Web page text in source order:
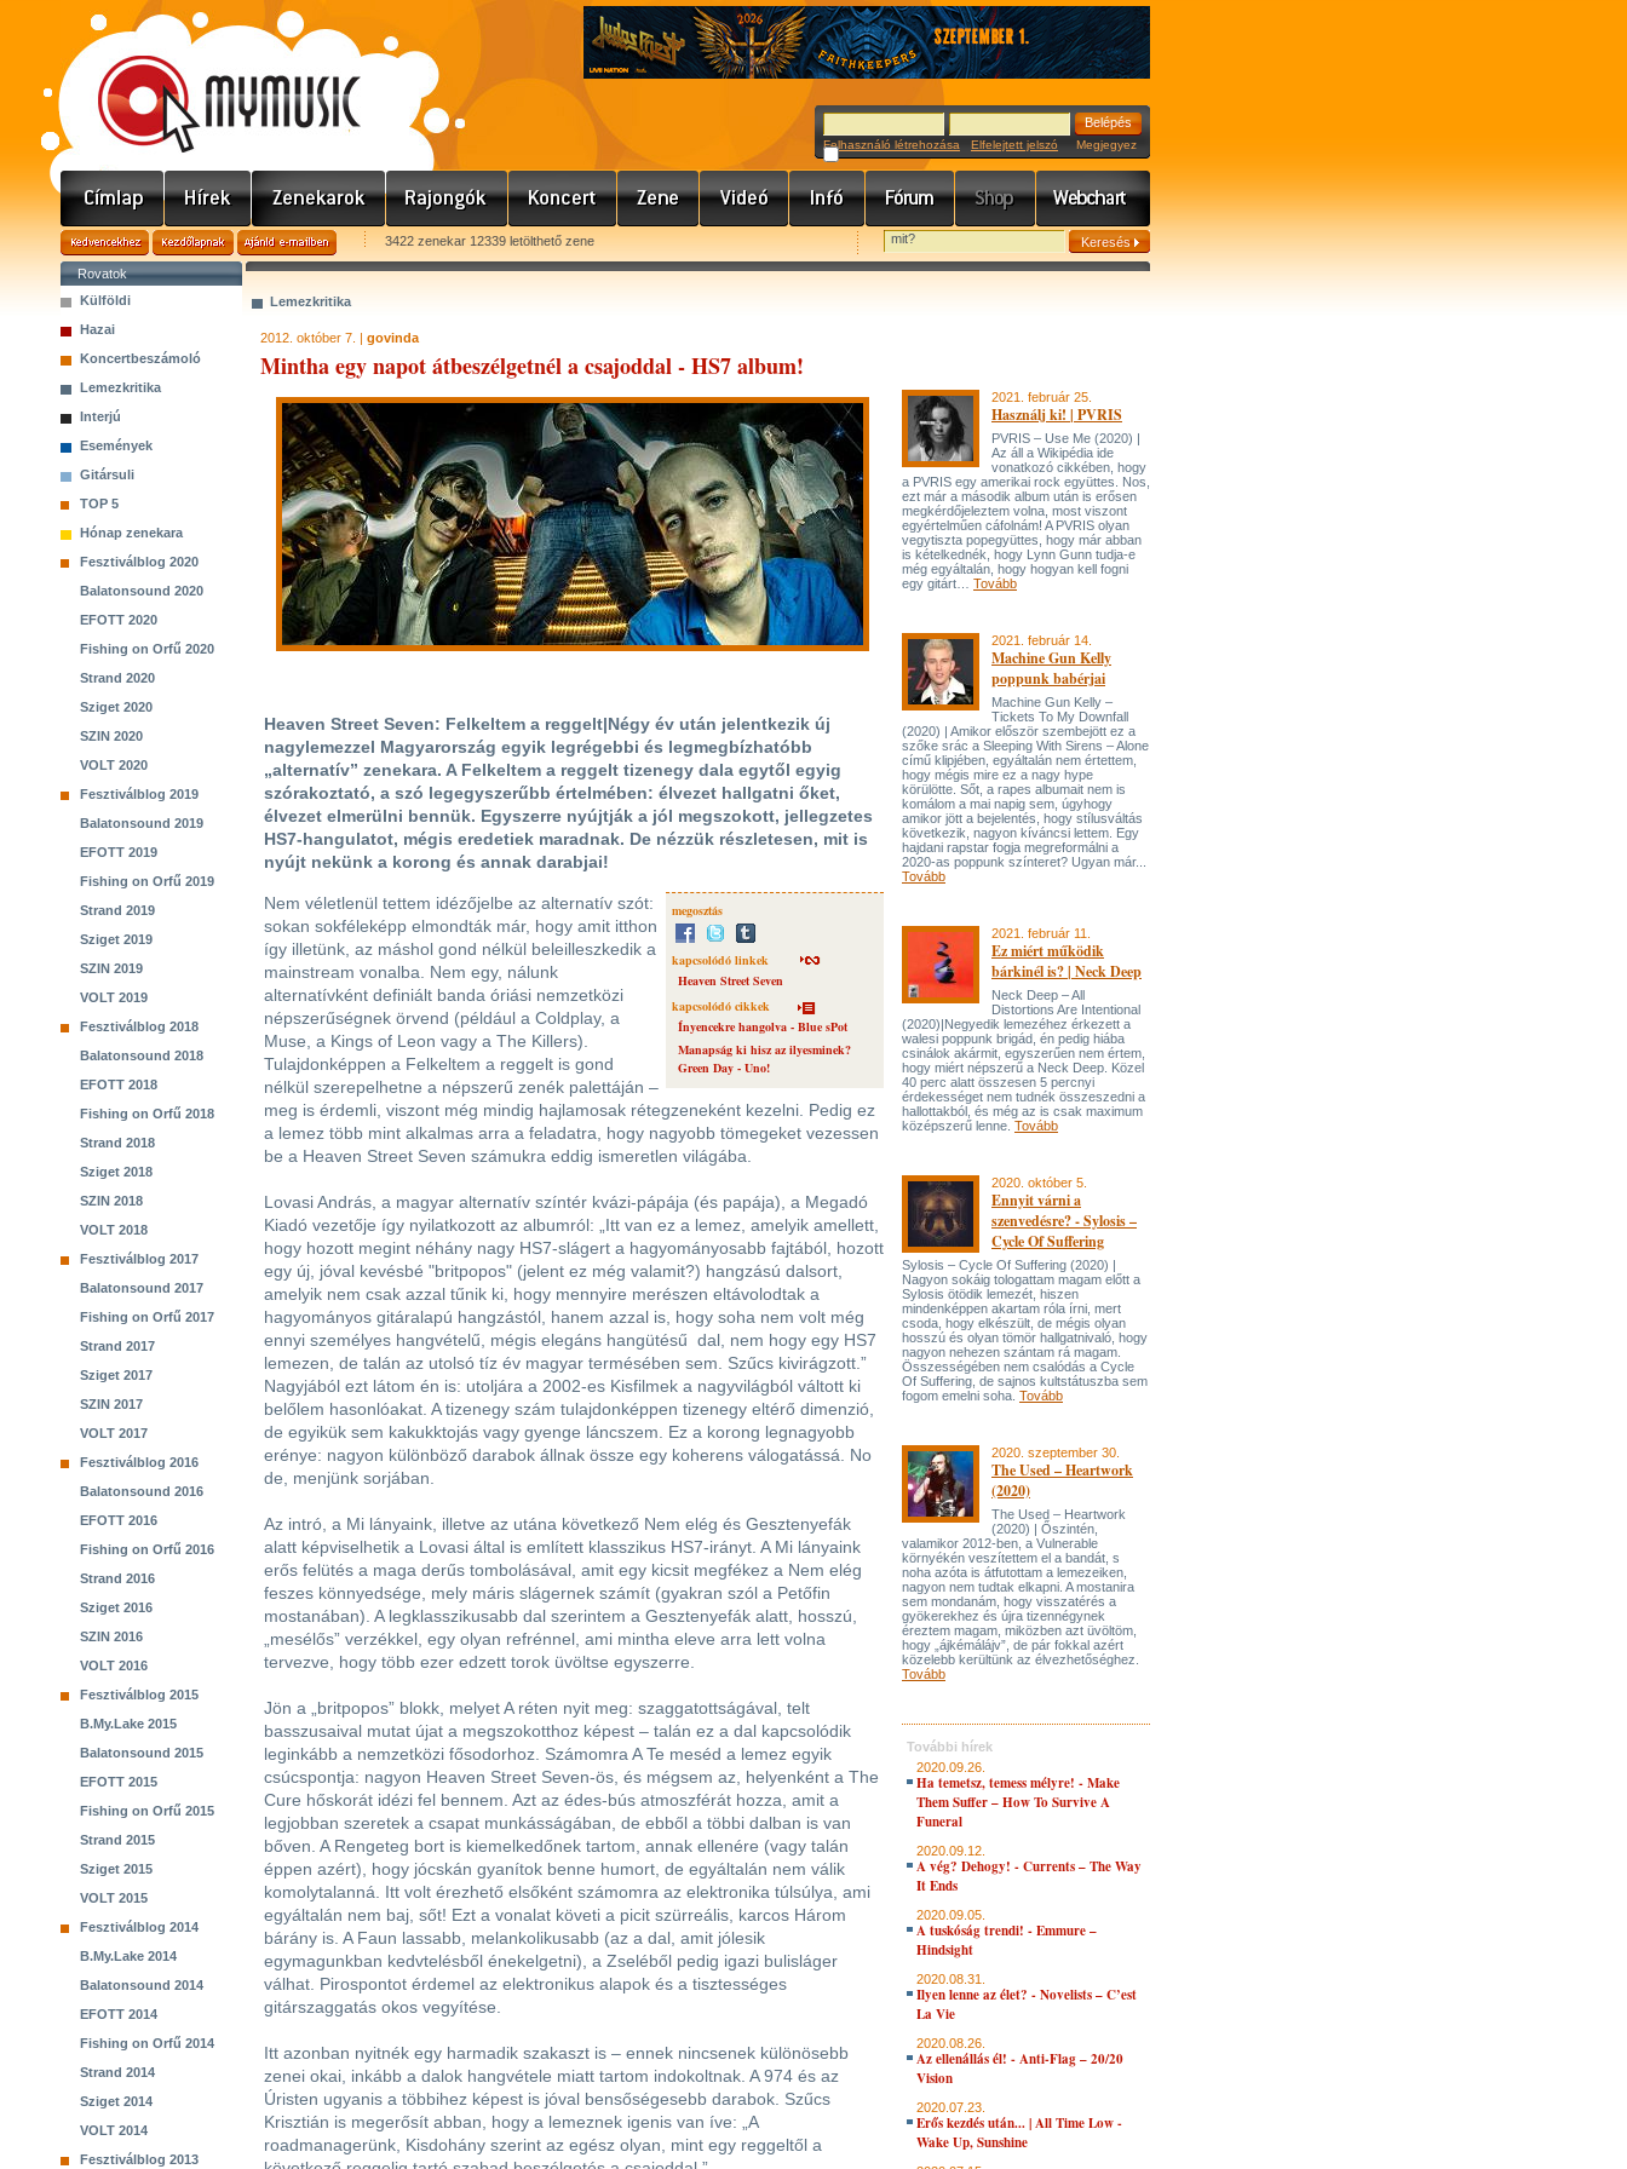
Felhasználó létrehozása Elfelejtett jelszó Megjegyez
3422 zenekar 12339 letölthető zene
Rovatok
Külföldi
Hazai
Koncertbeszámoló
Lemezkritika
Interjú
Események
Gitársuli
TOP 5
Hónap zenekara
Fesztiválblog 2020
Balatonsound 2020
EFOTT 2020
Fishing on Orfű 2020
Strand 2020
Sziget 2020
SZIN 2020
VOLT 2020
Fesztiválblog 2019
Balatonsound 2019
EFOTT 2019
Fishing on Orfű 2019
Strand 2019
Sziget 2019
SZIN 2019
VOLT 2019
Fesztiválblog 2018
Balatonsound 2018
EFOTT 2018
Fishing on Orfű 2018
Strand 2018
Sziget 2018
SZIN 2018
VOLT 2018
Fesztiválblog 2017
Balatonsound 2017
Fishing on Orfű 2017
Strand 2017
Sziget 2017
SZIN 2017
VOLT 2017
Fesztiválblog 2016
Balatonsound 2016
EFOTT 2016
Fishing on Orfű 2016
Strand 2016
Sziget 2016
SZIN 2016
VOLT 2016
Fesztiválblog 2015
B.My.Lake 2015
Balatonsound 2015
EFOTT 2015
Fishing on Orfű 2015
Strand 2015
Sziget 2015
VOLT 2015
Fesztiválblog 2014
B.My.Lake 2014
Balatonsound 2014
EFOTT 2014
Fishing on Orfű 2014
Strand 2014
Sziget 2014
VOLT 2014
Fesztiválblog 2013
Lemezkritika
2012. október 7. | govinda
Mintha egy napot átbeszélgetnél a csajoddal - HS7 album!
Heaven Street Seven: Felkeltem a reggelt|Négy év után jelentkezik új
nagylemezzel Magyarország egyik legrégebbi és legmegbízhatóbb
„alternatív” zenekara. A Felkeltem a reggelt tizenegy dala egytől egyig
szórakoztató, a szó legegyszerűbb értelmében: élvezet hallgatni őket,
élvezet elmerülni bennük. Egyszerre nyújtják a jól megszokott, jellegzetes
HS7-hangulatot, mégis eredetiek maradnak. De nézzük részletesen, mit is
nyújt nekünk a korong és annak darabjai!
megosztás
kapcsolódó linkek
Heaven Street Seven
kapcsolódó cikkek
Ínyencekre hangolva - Blue sPot
Manapság ki hisz az ilyesminek?
Green Day - Uno!
Nem véletlenül tettem idézőjelbe az alternatív szót:
sokan sokféleképp elmondták már, hogy amit itthon
így illetünk, az máshol gond nélkül beleilleszkedik a
mainstream vonalba. Nem egy, nálunk
alternatívként definiált banda óriási nemzetközi
népszerűségnek örvend (például a Coldplay, a
Muse, a Kings of Leon vagy a The Killers).
Tulajdonképpen a Felkeltem a reggelt is gond
nélkül szerepelhetne a népszerű zenék palettáján –
meg is érdemli, viszont még mindig hajlamosak rétegzeneként kezelni. Pedig ez
a lemez több mint alkalmas arra a feladatra, hogy nagyobb tömegeket vezessen
be a Heaven Street Seven számukra eddig ismeretlen világába.
Lovasi András, a magyar alternatív színtér kvázi-pápája (és papája), a Megadó
Kiadó vezetője így nyilatkozott az albumról: „Itt van ez a lemez, amelyik amellett,
hogy hozott megint néhány nagy HS7-slágert a hagyományosabb fajtából, hozott
egy új, jóval kevésbé "britpopos" (jelent ez még valamit?) hangzású dalsort,
amelyik nem csak azzal tűnik ki, hogy mennyire merészen eltávolodtak a
hagyományos gitáralapú hangzástól, hanem azzal is, hogy soha nem volt még
ennyi személyes hangvételű, mégis elegáns hangütésű dal, nem hogy egy HS7
lemezen, de talán az utolsó tíz év magyar termésében sem. Szűcs kivirágzott.”
Nagyjából ezt látom én is: utoljára a 2002-es Kisfilmek a nagyvilágból váltott ki
belőlem hasonlóakat. A tizenegy szám tulajdonképpen tizenegy eltérő dimenzió,
de egyikük sem kakukktojás vagy gyenge láncszem. Ez a korong legnagyobb
erénye: nagyon különböző darabok állnak össze egy koherens válogatássá. No
de, menjünk sorjában.
Az intró, a Mi lányaink, illetve az utána következő Nem elég és Gesztenyefák
alatt képviselhetik a Lovasi által is említett klasszikus HS7-irányt. A Mi lányaink
erős felütés a maga derűs tombolásával, amit egy kicsit megfékez a Nem elég
feszes könnyedsége, mely máris slágernek számít (gyakran szól a Petőfin
mostanában). A legklasszikusabb dal szerintem a Gesztenyefák alatt, hosszú,
„mesélős” verzékkel, egy olyan refrénnel, ami mintha eleve arra lett volna
tervezve, hogy több ezer edzett torok üvöltse egyszerre.
Jön a „britpopos” blokk, melyet A réten nyit meg: szaggatottságával, telt
basszusaival mutat újat a megszokotthoz képest – talán ez a dal kapcsolódik
leginkább a nemzetközi fősodorhoz. Számomra A Te meséd a lemez egyik
csúcspontja: nagyon Heaven Street Seven-ös, és mégsem az, helyenként a The
Cure hőskorát idézi fel bennem. Azt az édes-bús atmoszférát hozza, amit a
legjobban szeretek a csapat munkásságában, de ebből a többi dalban is van
bőven. A Rengeteg bort is kiemelkedőnek tartom, annak ellenére (vagy talán
éppen azért), hogy jócskán gyanítok benne humort, de egyáltalán nem válik
komolytalanná. Itt volt érezhető elsőként számomra az elektronika túlsúlya, ami
egyáltalán nem baj, sőt! Ezt a vonalat követi a picit szürreális, karcos Három
bárány is. A Faun lassabb, melankolikusabb (az a dal, amit jólesik
egymagunkban kedvtelésből énekelgetni), a Zseléből pedig igazi bulisláger
válhat. Pirospontot érdemel az elektronikus alapok és a tisztességes
gitárszaggatás okos vegyítése.
Itt azonban nyitnék egy harmadik szakaszt is – ennek nincsenek különösebb
zenei okai, inkább a dalok hangvétele miatt tartom indokoltnak. A 974 és az
Úristen ugyanis a többihez képest is jóval bensőségesebb darabok. Szűcs
Krisztián is megerősít abban, hogy a lemeznek igenis van íve: „A
roadmanagerünk, Kisdohány szerint az egész olyan, mint egy reggeltől a
2021. február 25.
Használj ki! | PVRIS
PVRIS – Use Me (2020) |
Az áll a Wikipédia ide
vonatkozó cikkében, hogy
a PVRIS egy amerikai rock együttes. Nos,
ezt már a második album után is erősen
megkérdőjeleztem volna, most viszont
egyértelműen cáfolnám! A PVRIS olyan
vegytiszta popegyüttes, hogy már abban
is kételkednék, hogy Lynn Gunn tudja-e
még egyáltalán, hogy hogyan kell fogni
egy gitárt… Tovább
2021. február 14.
Machine Gun Kelly
poppunk babérjai
Machine Gun Kelly –
Tickets To My Downfall
(2020) | Amikor először szembejött ez a
szőke srác a Sleeping With Sirens – Alone
című klipjében, egyáltalán nem értettem,
hogy mégis mire ez a nagy hype
körülötte. Sőt, a rapes albumait nem is
komálom a mai napig sem, úgyhogy
amikor jött a bejelentés, hogy stílusváltás
következik, nagyon kíváncsi lettem. Egy
hajdani rapstar fogja megreformálni a
2020-as poppunk színteret? Ugyan már...
Tovább
2021. február 11.
Ez miért működik
bárkinél is? | Neck Deep
Neck Deep – All
Distortions Are Intentional
(2020)|Negyedik lemezéhez érkezett a
walesi poppunk brigád, én pedig hiába
csinálok akármit, egyszerűen nem értem,
hogy miért népszerű a Neck Deep. Közel
40 perc alatt összesen 5 percnyi
érdekességet nem tudnék összeszedni a
hallottakból, és még az is csak maximum
középszerű lenne. Tovább
2020. október 5.
Ennyit várni a
szenvedésre? - Sylosis –
Cycle Of Suffering
Sylosis – Cycle Of Suffering (2020) |
Nagyon sokáig tologattam magam előtt a
Sylosis ötödik lemezét, hiszen
mindenképpen akartam róla írni, mert
csoda, hogy elkészült, de mégis olyan
hosszú és olyan tömör hallgatnivaló, hogy
nagyon nehezen szántam rá magam.
Összességében nem csalódás a Cycle
Of Suffering, de sajnos kultstátuszba sem
fogom emelni soha. Tovább
2020. szeptember 30.
The Used – Heartwork
(2020)
The Used – Heartwork
(2020) | Őszintén,
valamikor 2012-ben, a Vulnerable
környékén veszítettem el a bandát, s
noha azóta is átfutottam a lemezeiken,
nagyon nem tudtak elkapni. A mostanira
sem mondanám, hogy visszatérés a
gyökerekhez és újra tizennégynek
éreztem magam, miközben azt üvöltöm,
hogy „ájkémálájv”, de pár fokkal azért
közelebb kerültünk az élvezhetőséghez.
Tovább
További hírek
2020.09.26.
Ha temetsz, temess mélyre! - Make
Them Suffer – How To Survive A
Funeral
2020.09.12.
A vég? Dehogy! - Currents – The Way
It Ends
2020.09.05.
A tuskóság trendi! - Emmure –
Hindsight
2020.08.31.
Ilyen lenne az élet? - Novelists – C’est
La Vie
2020.08.26.
Az ellenállás él! - Anti-Flag – 20/20
Vision
2020.07.23.
Erős kezdés után... | All Time Low -
Wake Up, Sunshine